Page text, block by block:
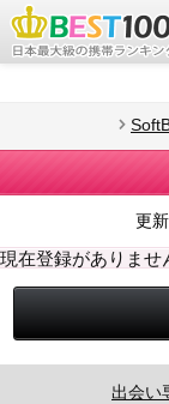
更
現在登録がありませ
出会い